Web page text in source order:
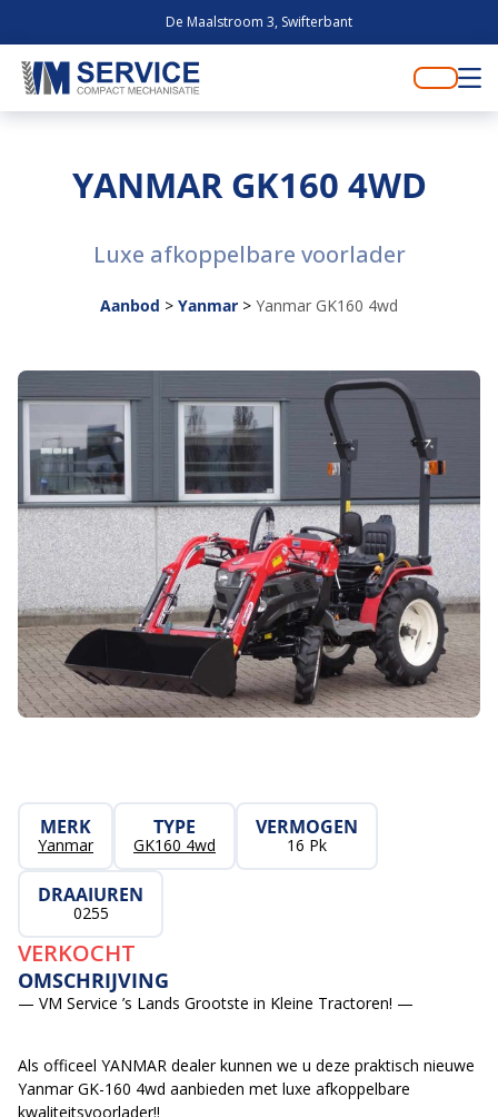
De Maalstroom 3, Swifterbant
YANMAR GK160 4WD
Luxe afkoppelbare voorlader
Aanbod > Yanmar > Yanmar GK160 4wd
MERK
Yanmar
TYPE
GK160 4wd
VERMOGEN
16 Pk
DRAAIUREN
0255
VERKOCHT
OMSCHRIJVING
— VM Service ’s Lands Grootste in Kleine Tractoren! —
Als officeel YANMAR dealer kunnen we u deze praktisch nieuwe
Yanmar GK-160 4wd aanbieden met luxe afkoppelbare
kwaliteitsvoorlader!!